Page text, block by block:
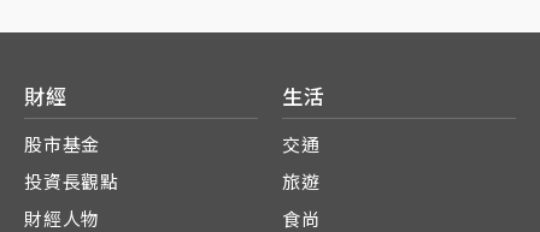
財經
股市基金
投資長觀點
財經人物
生活
交通
旅遊
食尚